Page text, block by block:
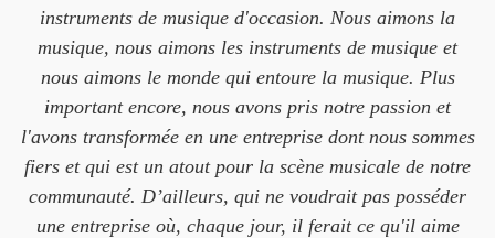
instruments de musique d'occasion. Nous aimons la
musique, nous aimons les instruments de musique et
nous aimons le monde qui entoure la musique. Plus
important encore, nous avons pris notre passion et
l'avons transformée en une entreprise dont nous sommes
fiers et qui est un atout pour la scène musicale de notre
communauté. D’ailleurs, qui ne voudrait pas posséder
une entreprise où, chaque jour, il ferait ce qu'il aime